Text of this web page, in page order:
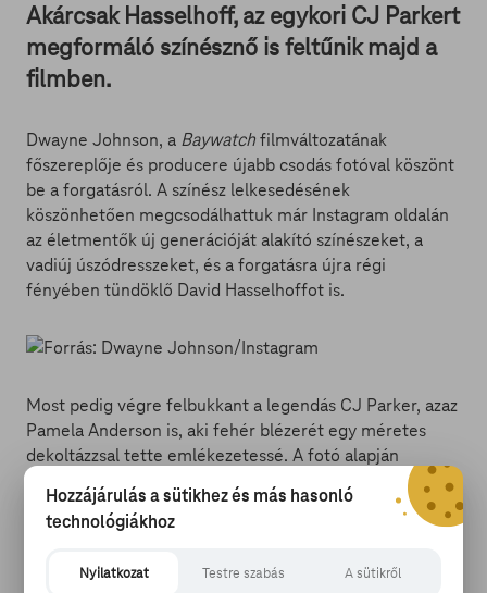
Akárcsak Hasselhoff, az egykori CJ Parkert
megformáló színésznő is feltűnik majd a
filmben.
Dwayne Johnson, a Baywatchfilmváltozatának
főszereplője és producere újabb csodás fotóval köszönt
be a forgatásról. A színész lelkesedésének
köszönhetően megcsodálhattuk már Instagram oldalán
az életmentők új generációját alakító színészeket, a
vadiúj úszódresszeket, és a forgatásra újra régi
fényében tündöklő David Hasselhoffot is.
Most pedig végre felbukkant a legendás CJ Parker, azaz
Pamela Anderson is, aki fehér blézerét egy méretes
dekoltázzsal tette emlékezetessé. A fotó alapján
kirobbanó formában lévő színésznőt Johnson ezekkel a
meleg szavakkal köszöntette: „Ő adta a világnak CJ
Parkert, és vált ezzel generációjának egyik
tévéműsorában. Örömmel köszöntjük Pamela
Hozzájárulás a sütikhez és más hasonló
technológiákhoz
Nyilatkozat Testre szabás A sütikről